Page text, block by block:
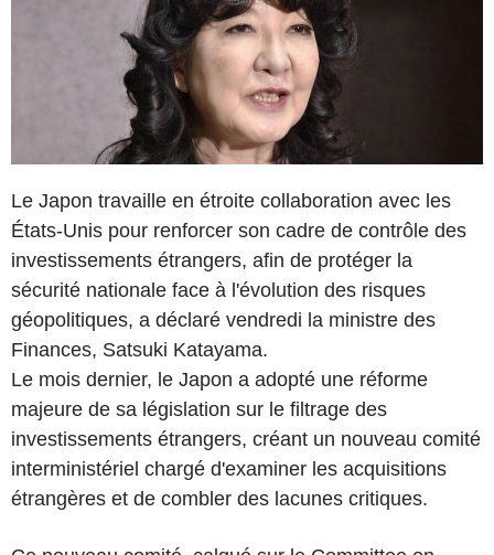
Le Japon travaille en étroite collaboration avec les
États-Unis pour renforcer son cadre de contrôle des
investissements étrangers, afin de protéger la
sécurité nationale face à l'évolution des risques
géopolitiques, a déclaré vendredi la ministre des
Finances, Satsuki Katayama.
Le mois dernier, le Japon a adopté une réforme
majeure de sa législation sur le filtrage des
investissements étrangers, créant un nouveau comité
interministériel chargé d'examiner les acquisitions
étrangères et de combler des lacunes critiques.